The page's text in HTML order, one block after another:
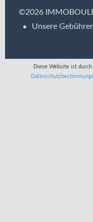
©2026
Unsere
Diese Website ist